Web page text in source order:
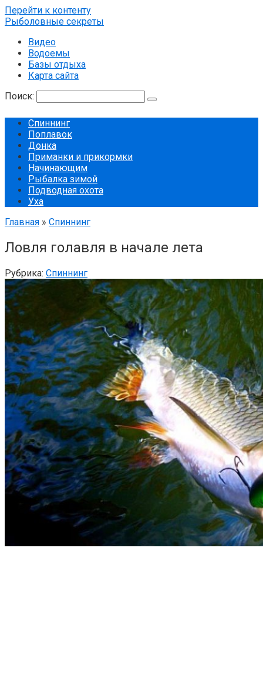
Перейти к контенту
Рыболовные секреты
Видео
Водоемы
Базы отдыха
Карта сайта
Поиск:
Спиннинг
Поплавок
Донка
Приманки и прикормки
Начинающим
Рыбалка зимой
Подводная охота
Уха
Главная » Спиннинг
Ловля голавля в начале лета
Рубрика: Спиннинг